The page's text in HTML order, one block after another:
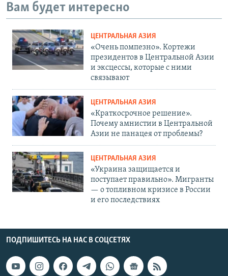
Вам будет интересно
ЦЕНТРАЛЬНАЯ АЗИЯ
«Очень помпезно». Кортежи
президентов в Центральной Азии
и эксцессы, которые с ними
связывают
ЦЕНТРАЛЬНАЯ АЗИЯ
«Краткосрочное решение».
Почему амнистии в Центральной
Азии не панацея от проблемы?
ЦЕНТРАЛЬНАЯ АЗИЯ
«Украина защищается и
поступает правильно». Мигранты
— о топливном кризисе в России
и его последствиях
ПОДПИШИТЕСЬ НА НАС В СОЦСЕТЯХ